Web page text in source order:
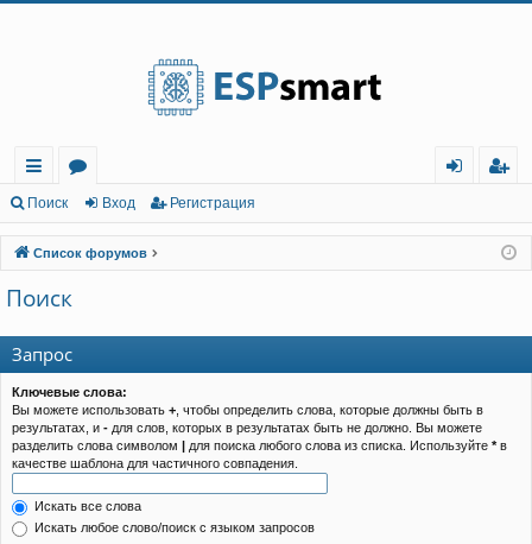
с
ы
лк
и
ру
м
ы
д
ис
тр
Поиск Вход Регистрация
Список форумов
Поиск
Запрос
Ключевые слова:
Вы можете использовать + , чтобы определить слова, которые должны быть в
результатах, и - для слов, которых в результатах быть не должно. Вы можете
разделить слова символом | для поиска любого слова из списка. Используйте *в
качестве шаблона для частичного совпадения.
Искать все слова
Искать любое слово/поиск с языком запросов